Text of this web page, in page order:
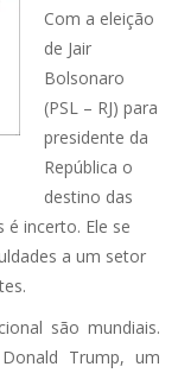
Com a eleição
de Jair
Bolsonaro
(PSL – RJ) para
presidente da
República o
destino das
incerto. Ele se
a um setor
são mundiais.
Trump, um